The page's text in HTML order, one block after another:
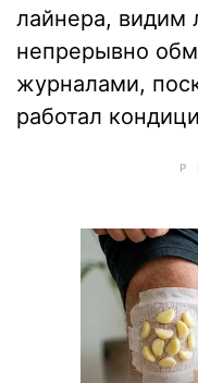
лайнера, видим
непрерывно
журналами,
работал